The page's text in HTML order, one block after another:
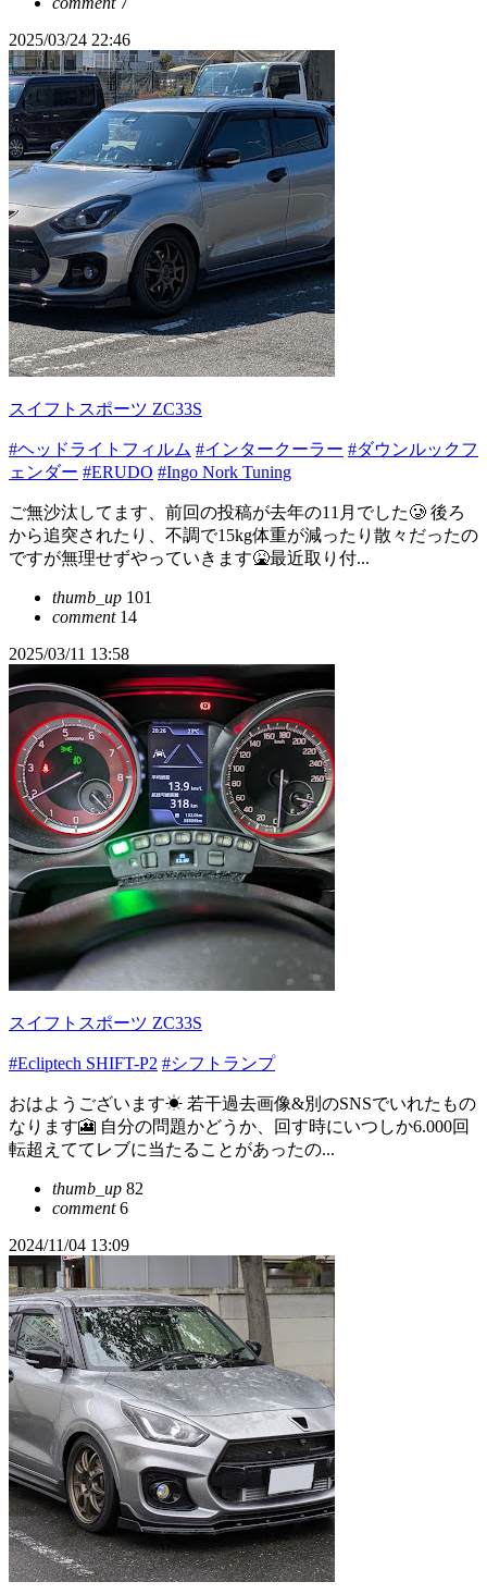
2025/03/24 22:46
スイフトスポーツ ZC33S
#ヘッドライトフィルム #インタークーラー #ダウンルックフ
ェンダー #ERUDO #Ingo Nork Tuning
ご無沙汰してます、前回の投稿が去年の11月でした🥲 後ろ
から追突されたり、不調で15kg体重が減ったり散々だったの
ですが無理せずやっていきます🤮最近取り付...
thumb_up 101
comment14
2025/03/11 13:58
スイフトスポーツ ZC33S
#Ecliptech SHIFT-P2 #シフトランプ
おはようございます☀ 若干過去画像&別のSNSでいれたもの
なります🎦 自分の問題かどうか、回す時にいつしか6.000回
転超えててレブに当たることがあったの...
thumb_up 82
comment6
2024/11/04 13:09